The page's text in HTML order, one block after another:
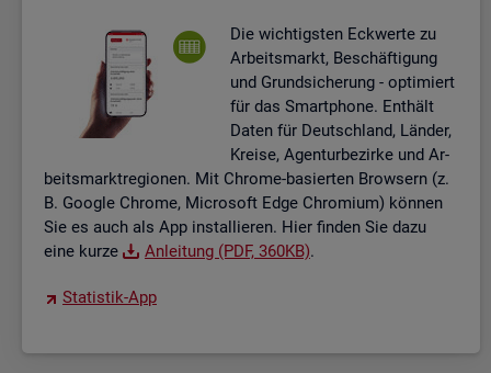
Die wich­tigs­ten Eck­wer­te zu
Ar­beits­markt, Be­schäf­ti­gung
und Grund­si­che­rung - op­ti­miert
für das Smart­pho­ne. Ent­hält
Daten für Deutsch­land, Län­der,
Krei­se, Agen­tur­be­zir­ke und Ar­
beits­markt­re­gio­nen. Mit Chro­me-ba­sier­ten Brow­sern (z.
B. Goog­le Chro­me, Mi­cro­soft Edge Chro­mi­um) kön­nen
Sie es auch als App in­stal­lie­ren. Hier fin­den Sie dazu
eine kurze
An­lei­tung (PDF, 360KB).
Sta­tis­tik-App